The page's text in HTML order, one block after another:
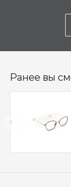
Ранее вы